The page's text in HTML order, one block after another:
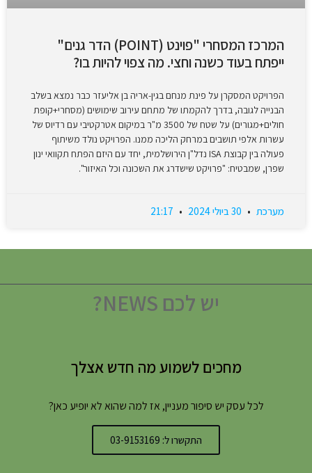
המרכז המסחרי "פוינט (POINT) הדר גנים"
ייפתח בעוד כשנה וחצי. מה צפוי להיות בו?
הפרויקט המסקרן על פינת מנחם בגין-אריה בן אליעזר כבר נמצא בשלב
הבנייה לגובה, בדרך להקמתו של מתחם עירוב שימושים (מסחרי+קופת
חולים+מגורים) על שטח של 3500 מ"ר במיקום אטרקטיבי עם רדיוס של
עשרות אלפי תושבים במרחק הליכה ממנו. הפרויקט נולד משיתוף
פעולה בין קבוצת ISA נדל"ן הירושלמית, יחד עם היזם הפתח תקוואי ינון
שפרן, שמבטיח: "פרויקט שישדרג את השכונה וכל האיזור".
מערכת
יש לכם NEWS?
מחכים לשמוע מה חדש אצלך
לכל עסק יש סיפור מעניין, אז למה שהוא לא יופיע כאן?
התקשרו ל: 03-9153169